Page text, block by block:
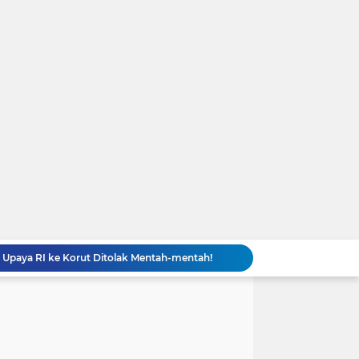
HEBOH Hilda Clarissa Theopilus Kerja di RS Mana? Viral Komentar 'Puas' terkait Meninggalnya Pasien BPJS